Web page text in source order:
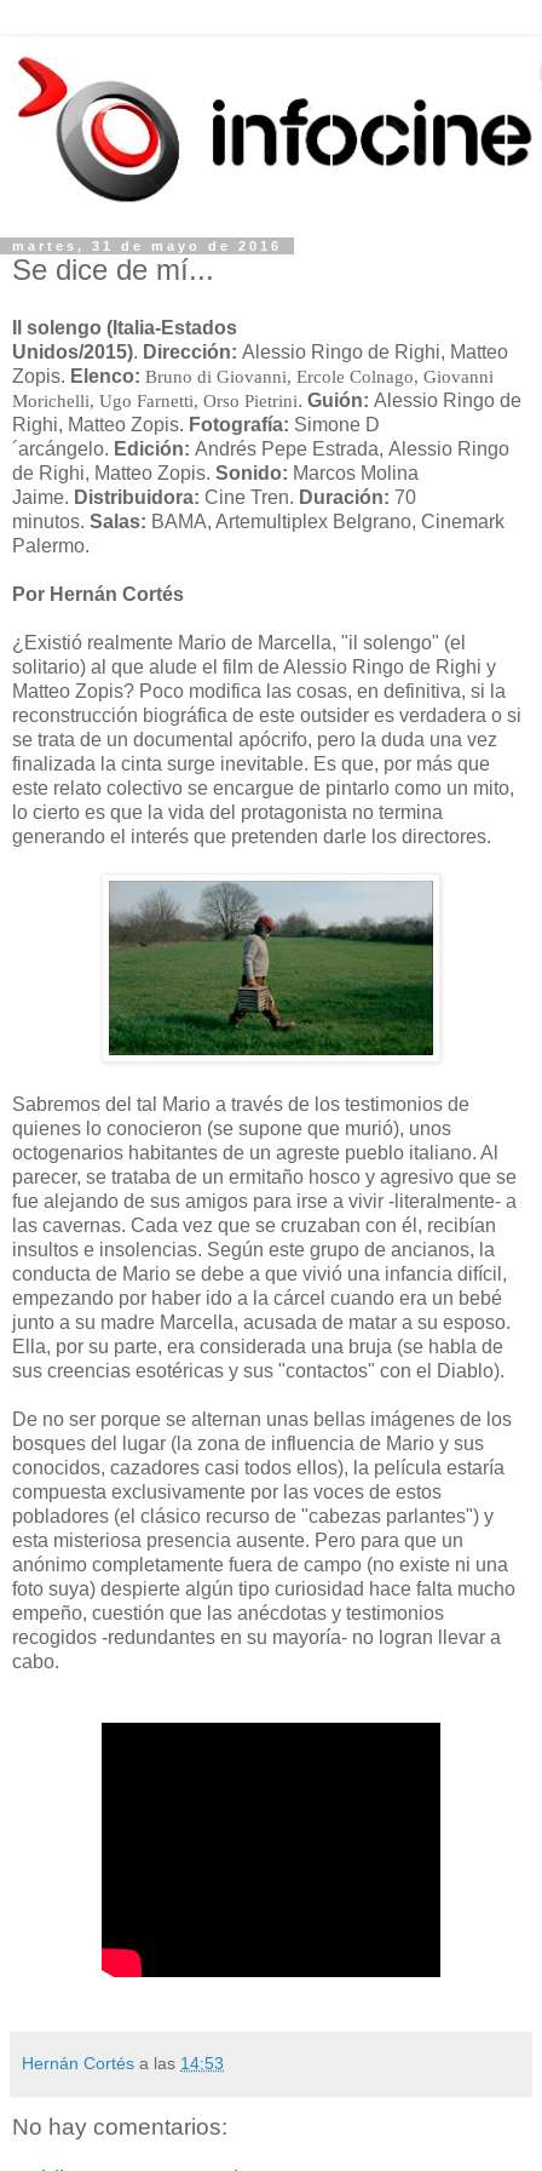
martes, 31 de mayo de 2016
Se dice de mí...
Il solengo (Italia-Estados
Unidos/2015). Dirección: Alessio Ringo de Righi, Matteo
Zopis. Elenco: Bruno di Giovanni, Ercole Colnago, Giovanni
Morichelli, Ugo Farnetti, Orso Pietrini. Guión: Alessio Ringo de
Righi, Matteo Zopis. Fotografía: Simone D
´arcángelo. Edición: Andrés Pepe Estrada, Alessio Ringo
de Righi, Matteo Zopis. Sonido: Marcos Molina
Jaime. Distribuidora: Cine Tren. Duración: 70
minutos. Salas: BAMA, Artemultiplex Belgrano, Cinemark
Palermo.
Por Hernán Cortés
¿Existió realmente Mario de Marcella, "il solengo" (el
solitario) al que alude el film de Alessio Ringo de Righi y
Matteo Zopis? Poco modifica las cosas, en definitiva, si la
reconstrucción biográfica de este outsider es verdadera o si
se trata de un documental apócrifo, pero la duda una vez
finalizada la cinta surge inevitable. Es que, por más que
este relato colectivo se encargue de pintarlo como un mito,
lo cierto es que la vida del protagonista no termina
generando el interés que pretenden darle los directores.
Sabremos del tal Mario a través de los testimonios de
quienes lo conocieron (se supone que murió), unos
octogenarios habitantes de un agreste pueblo italiano. Al
parecer, se trataba de un ermitaño hosco y agresivo que se
fue alejando de sus amigos para irse a vivir -literalmente- a
las cavernas. Cada vez que se cruzaban con él, recibían
insultos e insolencias. Según este grupo de ancianos, la
conducta de Mario se debe a que vivió una infancia difícil,
empezando por haber ido a la cárcel cuando era un bebé
junto a su madre Marcella, acusada de matar a su esposo.
Ella, por su parte, era considerada una bruja (se habla de
sus creencias esotéricas y sus "contactos" con el Diablo).
De no ser porque se alternan unas bellas imágenes de los
bosques del lugar (la zona de influencia de Mario y sus
conocidos, cazadores casi todos ellos), la película estaría
compuesta exclusivamente por las voces de estos
pobladores (el clásico recurso de "cabezas parlantes") y
esta misteriosa presencia ausente. Pero para que un
anónimo completamente fuera de campo (no existe ni una
foto suya) despierte algún tipo curiosidad hace falta mucho
empeño, cuestión que las anécdotas y testimonios
recogidos -redundantes en su mayoría- no logran llevar a
cabo.
Hernán Cortés a las 14:53
No hay comentarios: